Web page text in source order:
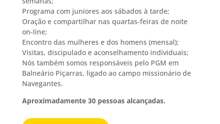
Programa com juniores aos sábados à tarde;
Oração e compartilhar nas quartas-feiras de noite
on-line;
Encontro das mulheres e dos homens (mensal);
Visitas, discipulado e aconselhamento individuais;
Nós também somos responsáveis pelo PGM em
Balneário Piçarras, ligado ao campo missionário de
Navegantes.
Aproximadamente 30 pessoas alcançadas.